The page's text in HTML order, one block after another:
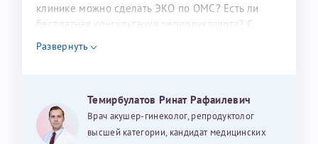
Александра
Ринату Рафаильевичу. Словами не описать, на сколько
мы ему благодарны. Благодаря ему мы стали
счастливыми родителями доченьки, которой
клинике можно сделать ЭКО по ОМС? Есть ли
бесплатная консультация репродуктолога? С
уважением, Наталья Баранова.
Развернуть
Темирбулатов Ринат Рафаилевич
Врач акушер-гинеколог, репродуктолог
высшей категории, кандидат медицинских